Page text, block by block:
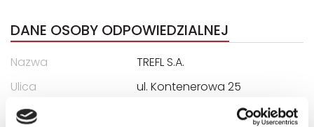
DANE OSOBY ODPOWIEDZIALNEJ
Nazwa
TREFL S.A.
Ulica
ul. Kontenerowa 25
Kod pocztowy